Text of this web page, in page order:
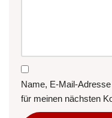
Name, E-Mail-
für meinen nächsten